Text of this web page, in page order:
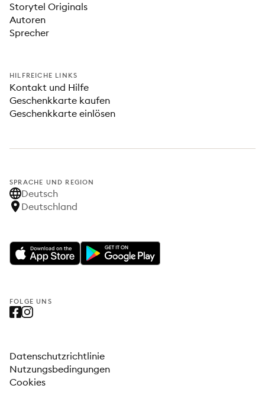
Storytel Originals
Autoren
Sprecher
HILFREICHE LINKS
Kontakt und Hilfe
Geschenkkarte kaufen
Geschenkkarte einlösen
SPRACHE UND REGION
Deutsch
Deutschland
FOLGE UNS
Datenschutzrichtlinie
Nutzungsbedingungen
Cookies